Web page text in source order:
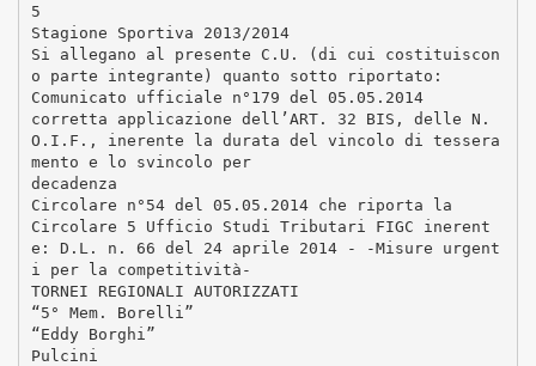
5
Stagione Sportiva 2013/2014
Si allegano al presente C.U. (di cui costituiscon
o parte integrante) quanto sotto riportato:
Comunicato ufficiale n°179 del 05.05.2014
corretta applicazione dell’ART. 32 BIS, delle N.
O.I.F., inerente la durata del vincolo di tessera
mento e lo svincolo per
decadenza
Circolare n°54 del 05.05.2014 che riporta la
Circolare 5 Ufficio Studi Tributari FIGC inerent
e: D.L. n. 66 del 24 aprile 2014 - -Misure urgent
i per la competitività-
TORNEI REGIONALI AUTORIZZATI
“5° Mem. Borelli”
“Eddy Borghi”
Pulcini